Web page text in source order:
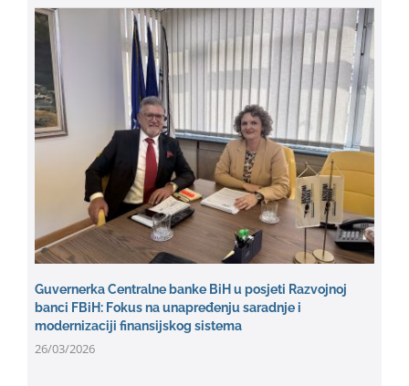
Guvernerka Centralne banke BiH u posjeti Razvojnoj
banci FBiH: Fokus na unapređenju saradnje i
modernizaciji finansijskog sistema
26/03/2026